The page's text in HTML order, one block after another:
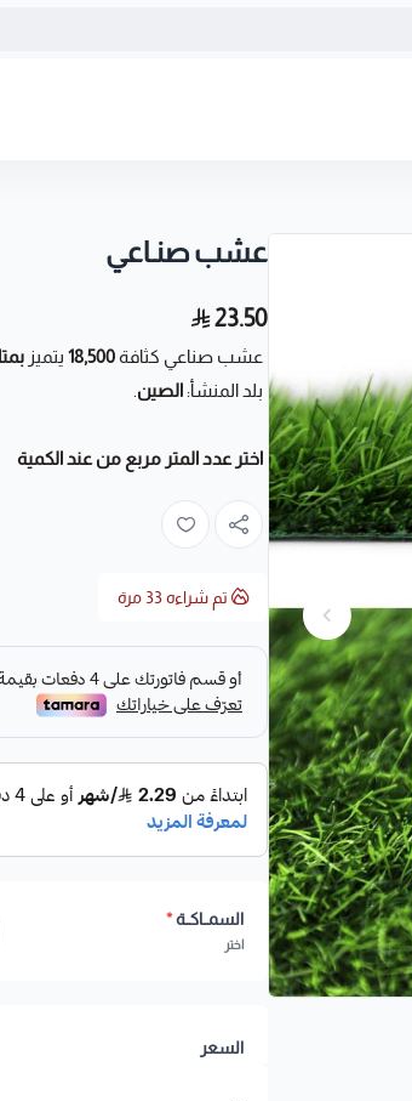
عشب صنـاعي
23.50
عشب صناعي كثافة18,500 يتميز
بلد المنشأ: الصين
اختر عدد المتر مربع من عند الكمية
تم شراءه33 مرة
السمــاكــة*
اختر
السعر